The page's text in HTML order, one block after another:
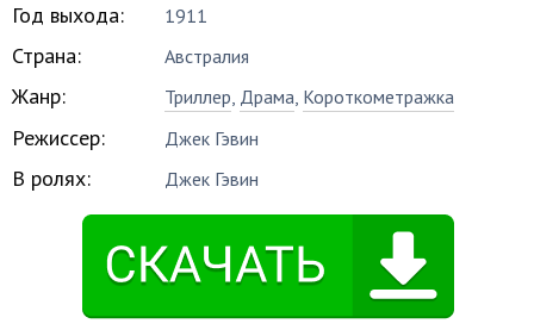
Год выхода: 1911
Страна: Австралия
Жанр: Триллер, Драма, Короткометражка
Режиссер: Джек Гэвин
В ролях: Джек Гэвин